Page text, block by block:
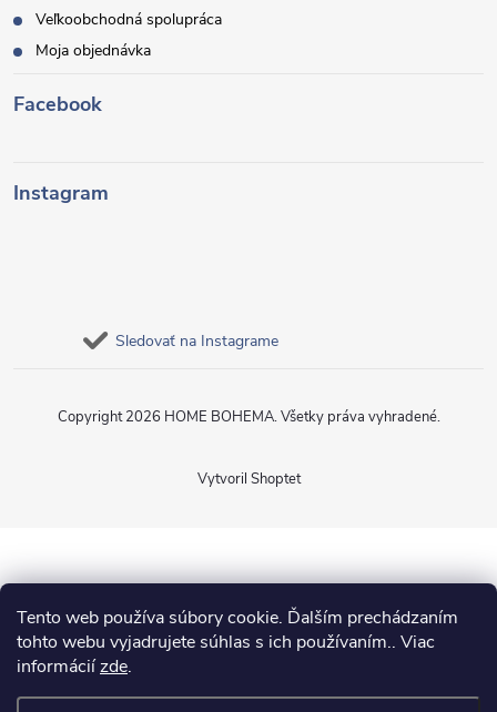
Tento web používa súbory cookie. Ďalším prechádzaním
tohto webu vyjadrujete súhlas s ich používaním.. Viac
informáciízde.
Veľkoobchodná spolupráca
Moja objednávka
Facebook
Instagram
Sledovať na Instagrame
Vytvoril Shoptet
Copyright 2026 HOME BOHEMA. Všetky práva vyhradené.